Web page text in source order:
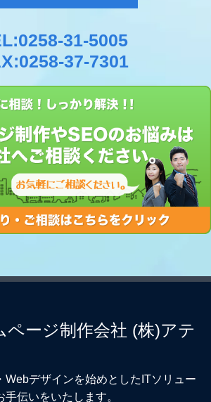
31-5005
37-7301
ページ制作会社 (株)アテ
Webデザインを始めとしたITソリュー
伝いをいたします。